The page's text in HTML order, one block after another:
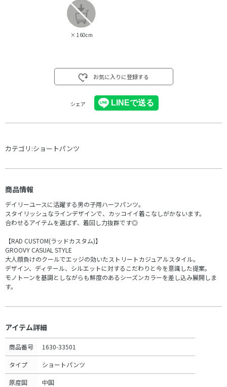
× 160cm
お気に入りに登録する
シェア
カテゴリ:ショートパンツ
商品情報
デイリーユースに活躍する男の子用ハーフパンツ。
スタイリッシュなラインデザインで、カッコイイ着こなしがかないます。
合わせるアイテムを選ばず、着回し力抜群です◎
【RAD CUSTOM(ラッドカスタム)】
GROOVY CASUAL STYLE
大人顔負けのクールでエッジの効いたストリートカジュアルスタイル。
デザイン、ディテール、シルエットに対するこだわりと今を意識した提案。
モノトーンを基調としながらも鮮度のあるシーズンカラーを差し込み展開しま
す。
アイテム詳細
商品番号 1630-33501
タイプ ショートパンツ
原産国 中国